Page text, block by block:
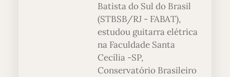
Batista do Sul do Brasil
(STBSB/RJ - FABAT),
estudou guitarra elétrica
na Faculdade Santa
Cecília -SP,
Conservatório Brasileiro